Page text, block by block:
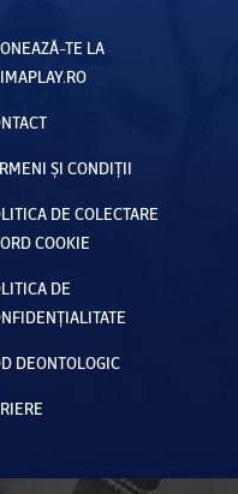
TE LA
ȘI CONDIȚII
DE COLECTARE
COOKIE
DE
DEONTOLOGIC